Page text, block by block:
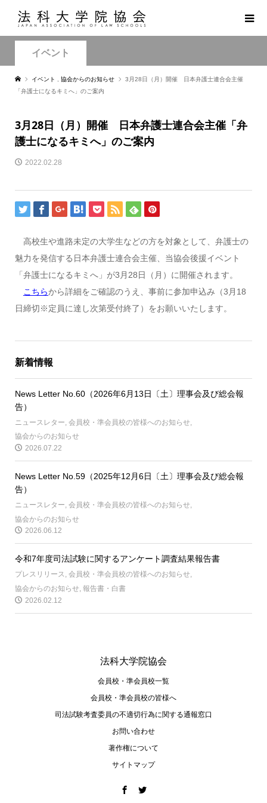
イベント
イベント 協会からのお知らせ
3月28日（月）開催 日本弁護士連合会主催
「弁護士になるキミへ」のご案内
3月28日（月）開催 日本弁護士連合会主催「弁
護士になるキミへ」のご案内
2022.02.28
高校生や進路未定の大学生などの方を対象として、弁護士の
魅力を発信する日本弁護士連合会主催、当協会後援イベント
「弁護士になるキミへ」が3月28日（月）に開催されます。
こちらから詳細をご確認のうえ、事前に参加申込み（3月18
日締切※定員に達し次第受付終了）をお願いいたします。
新着情報
News Letter No.60（2026年6月13日〔土〕理事会及び総会報
告）
ニュースレター 会員校・準会員校の皆様へのお知らせ
協会からのお知らせ
2026.07.22
News Letter No.59（2025年12月6日〔土〕理事会及び総会報
告）
ニュースレター, 会員校・準会員校の皆様へのお知らせ,
協会からのお知らせ
2026.06.12
令和7年度司法試験に関するアンケート調査結果報告書
プレスリリース, 会員校・準会員校の皆様へのお知らせ,
協会からのお知らせ 報告書・白書
2026.02.12
法科大学院協会
会員校・準会員校一覧
会員校・準会員校の皆様へ
司法試験考査委員の不適切⾏為に関する通報窓⼝
お問い合わせ
著作権について
サイトマップ